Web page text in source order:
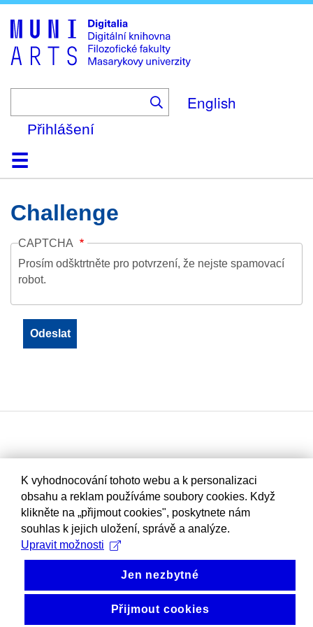
to
main
content
English
Přihlášení
DomůKolekce
Prohlížení
Vyhledávání
O platformě
Nápověda
KontaktDigitalia
Challenge
CAPTCHA
Prosím odšktrtněte pro potvrzení, že nejste spamovací
robot.
K vyhodnocování tohoto webu a k personalizaci
obsahu a reklam používáme soubory cookies. Když
klikněte na „přijmout cookies", poskytnete nám
souhlas k jejich uložení, správě a analýze.
Upravit možnosti
Jen nezbytné
Přijmout cookies